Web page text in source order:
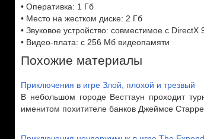
• Оперативка: 1 Гб
• Место на жестком диске: 2 Гб
• Звуковое устройство: совместимое с DirectX
• Видео-плата: с 256 Мб видеопамяти
Похожие материалы
Приключения в игре Злой, плохой и трезвый
В небольшом городе Весттаун проходит
именитом похитителе банков Джеймсе